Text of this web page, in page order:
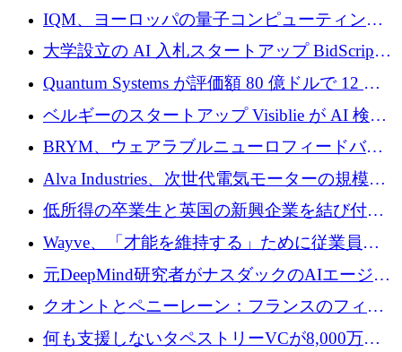
ノベーション モデルを学ぶ
IQM、ヨーロッパの量子コンピューティング
企業として初めて米国の主要取引所に上場
大学設立の AI 入札スタートアップ BidScript
がプレシード資金総額 100 万ドルを突破
Quantum Systems が評価額 80 億ドルで 12 億
ドルを調達
ベルギーのスタートアップ Visiblie が AI 検索
の可視化のために 50 万ユーロを調達
BRYM、ウェアラブルニューロフィードバッ
クプラットフォームの開発に65万ユーロを確
Alva Industries、次世代電気モーターの規模拡
大に 1,600 万ユーロを調達
低所得の卒業生と英国の新興企業を結び付け
るためにCommon Pathを開始
Wayve、「才能を維持する」ために従業員に
8,500万ドルの株式公開買い付けを実施
元DeepMind研究者がナスダックのAIエージェ
ントを拡張するためにCreandumの資金調達で
記録を獲得
クオントとペニーレーン：フランスのフィン
テックの友人と敵
何も支援しないタペストリーVCが8,000万ド